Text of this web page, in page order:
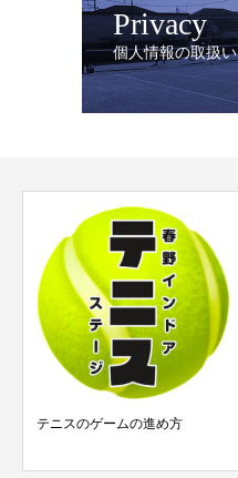
Privacy
個人情報の取扱い
テニスのゲームの進め方